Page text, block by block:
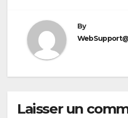
By
Laisser un